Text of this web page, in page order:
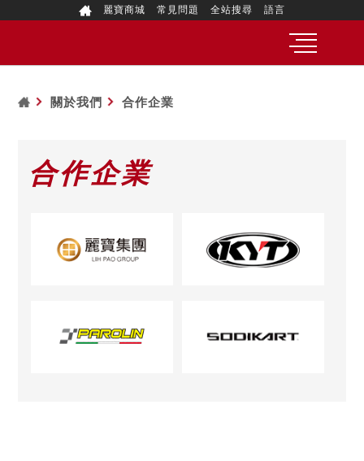
麗寶商城 常見問題 全站搜尋 語言
關於我們 合作企業
合作企業